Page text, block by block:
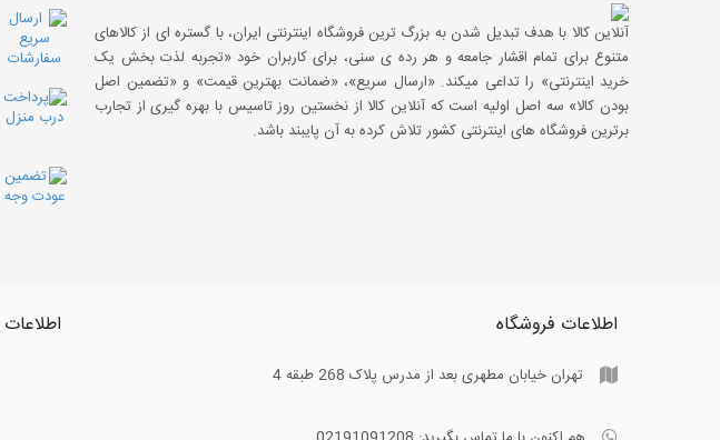
آنلاین کالا با هدف تبدیل شدن به بزرگ ترین فروشگاه اینترنتی ایران، با گستره ای از کالاهای
متنوع برای تمام اقشار جامعه و هر رده ی سنی، برای کاربران خود «تجربه لذت بخش یک
خرید اینترنتی» را تداعی میکند. «ارسال سریع»، «ضمانت بهترین قیمت» و «تضمین اصل
بودن کالا» سه اصل اولیه است که آنلاین کالا از نخستین روز تاسیس با بهره گیری از تجارب
برترین فروشگاه های اینترنتی کشور تلاش کرده به آن پایبند باشد.
اطلاعات فروشگاه
تهران خیابان مطهری بعد از مدرس پلاک 268 طبقه 4
اطلاعات